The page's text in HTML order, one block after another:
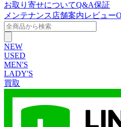
お取り寄せについてQ&A保証
メンテナンス 店舗案内レビュー
NEW
USED
MEN'S
LADY'S
買取